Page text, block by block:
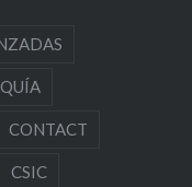
CONTACT
CSIC